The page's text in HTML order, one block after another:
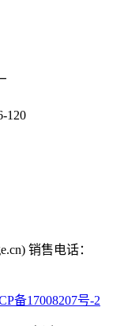
120
销售电话：
备17008207号-2